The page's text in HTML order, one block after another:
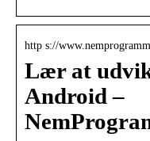
http s://
Lær at
Android –